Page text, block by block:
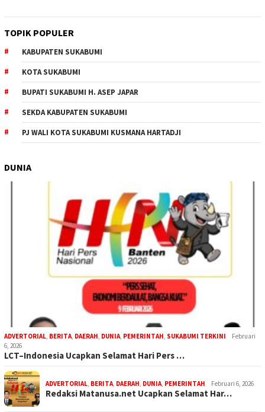
TOPIK POPULER
KABUPATEN SUKABUMI
KOTA SUKABUMI
BUPATI SUKABUMI H. ASEP JAPAR
SEKDA KABUPATEN SUKABUMI
PJ WALI KOTA SUKABUMI KUSMANA HARTADJI
DUNIA
ADVERTORIAL, BERITA, DAERAH, DUNIA, PEMERINTAH, SUKABUMI TERKINI
Februari
6, 2026
LCT–Indonesia Ucapkan Selamat Hari Pers …
ADVERTORIAL, BERITA, DAERAH, DUNIA, PEMERINTAH Februari 6, 2026
Redaksi Matanusa.net Ucapkan Selamat Har…